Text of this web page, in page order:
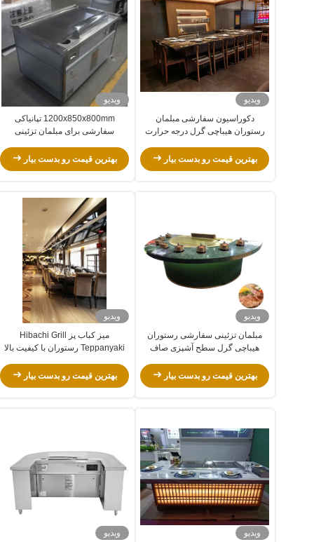
ویدیو
دکوراسیون سفارشی مبلمان
رستوران هیباچی گرل درجه حرارت
بهترین قیمت رو بدست بیار
ویدیو
1200x850x800mm تپانیاکی
سفارشی برای مبلمان تزئینی
بهترین قیمت رو بدست بیار
ویدیو
مبلمان تزئینی سفارشی رستوران
هیباچی گرل سطح آشپزی صاف
بهترین قیمت رو بدست بیار
ویدیو
میز کباب پز Hibachi Grill
Teppanyaki رستوران با کیفیت بالا
بهترین قیمت رو بدست بیار
ویدیو
ویدیو